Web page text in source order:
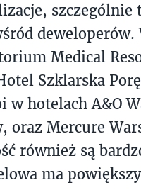
szczególnie
deweloperów.
Medical
Szklarska
w hotelach A&O
oraz Mercure
również są
ma